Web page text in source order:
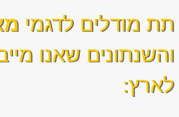
תת מודלים לדגמי
והשנתונים שאנו
לארץ: